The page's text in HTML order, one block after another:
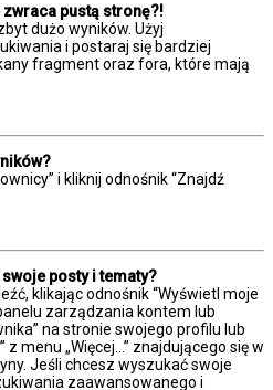
pustą stronę?!
dużo wyników. Użyj
i postaraj się bardziej
fragment oraz fora, które mają
i kliknij odnośnik “Znajdź
posty i tematy?
klikając odnośnik “Wyświetl moje
zarządzania kontem lub
na stronie swojego profilu lub
z menu „Więcej…” znajdującego się w
Jeśli chcesz wyszukać swoje
zaawansowanego i